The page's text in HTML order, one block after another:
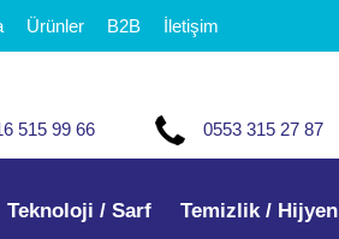
Ürünler B2B İletişim
515 99 66 0553 315 27 87
Teknoloji / Sarf Temizlik / Hijyen